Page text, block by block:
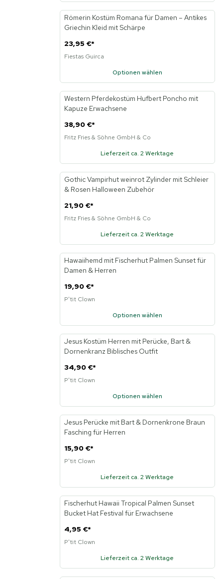
Römerin Kostüm Romana für Damen – Antikes
Griechin Kleid mit Schärpe
23,95 €*
Fiestas Guirca
Optionen wählen
Neu
Western Pferdekostüm Hufbert Poncho mit
Kapuze Erwachsene
38,90 €*
Fritz Fries & Söhne GmbH & Co
Lieferzeit ca. 2 Werktage
Neu
Gothic Vampirhut weinrot Zylinder mit Schleier
& Rosen Halloween Zubehör
21,90 €*
Fritz Fries & Söhne GmbH & Co
Lieferzeit ca. 2 Werktage
Neu
Hawaiihemd mit Fischerhut Palmen Sunset für
Damen & Herren
19,90 €*
P'tit Clown
Optionen wählen
Neu
Jesus Kostüm Herren mit Perücke, Bart &
Dornenkranz Biblisches Outfit
34,90 €*
P'tit Clown
Optionen wählen
Neu
Jesus Perücke mit Bart & Dornenkrone Braun
Fasching für Herren
15,90 €*
P'tit Clown
Lieferzeit ca. 2 Werktage
Neu
Fischerhut Hawaii Tropical Palmen Sunset
Bucket Hat Festival für Erwachsene
4,95 €*
P'tit Clown
Lieferzeit ca. 2 Werktage